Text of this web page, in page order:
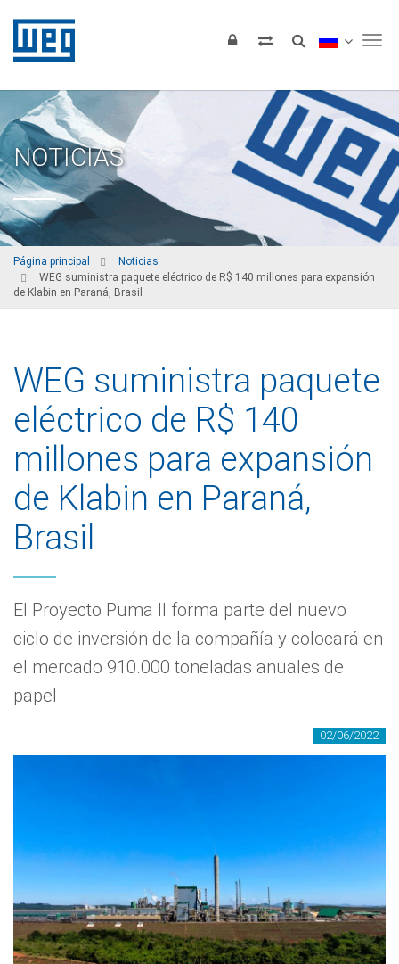
NOTICIAS
Página principal
Noticias
WEG suministra paquete eléctrico de R$ 140 millones para expansión
de Klabin en Paraná, Brasil
WEG suministra paquete
eléctrico de R$ 140
millones para expansión
de Klabin en Paraná,
Brasil
El Proyecto Puma II forma parte del nuevo
ciclo de inversión de la compañía y colocará en
el mercado 910.000 toneladas anuales de
papel
02/06/2022